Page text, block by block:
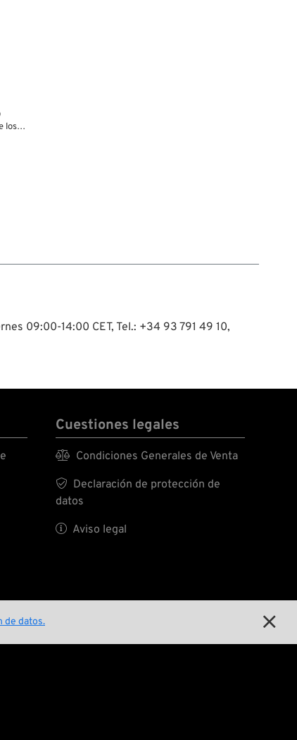
de datos. 
los
09:00-14:00 CET, Tel.: +34 93 791 49 10,
Cuestiones legales
 Condiciones Generales de Venta

Declaración de protección de
datos
 Aviso legal